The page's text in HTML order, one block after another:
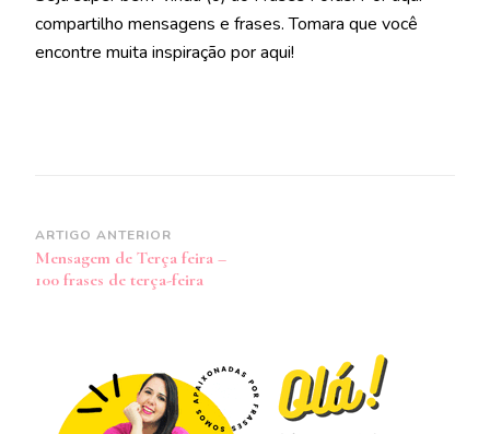
compartilho mensagens e frases. Tomara que você
encontre muita inspiração por aqui!
Navegação
de
ARTIGO ANTERIOR
Mensagem de Terça feira –
100 frases de terça-feira